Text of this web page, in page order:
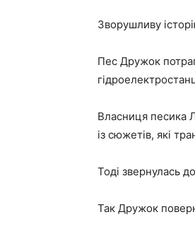
Зворушливу
Пес Дружок
Власниця песика
із сюжетів, які
Тоді звернулась
Так Дружок